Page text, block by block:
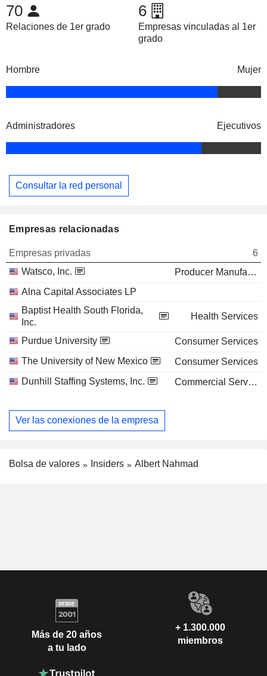
70
Relaciones de 1er grado
6
Empresas vinculadas al 1er
grado
Hombre Mujer
Administradores Ejecutivos
Consultar la red personal
Empresas relacionadas
Empresas privadas
6
Watsco, Inc.
Producer Manufacturing
Alna Capital Associates LP
Baptist Health South Florida,
Inc.
Health Services
Purdue University
Consumer Services
The University of New Mexico
Consumer Services
Dunhill Staffing Systems, Inc.
Commercial Services
Ver las conexiones de la empresa
Bolsa de valores Insiders Albert Nahmad
Más de 20 años
a tu lado
+ 1.300.000
miembros